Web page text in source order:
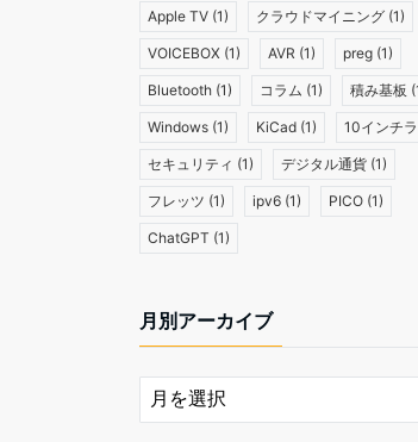
Apple TV (1) クラウドマイニング (1)
VOICEBOX (1) AVR (1) preg (1)
Bluetooth (1) コラム (1) 積み基板
Windows (1) KiCad (1) 10インチ
セキュリティ (1) デジタル通貨 (1)
フレッツ (1) ipv6 (1) PICO (1)
ChatGPT (1)
月別アーカイブ